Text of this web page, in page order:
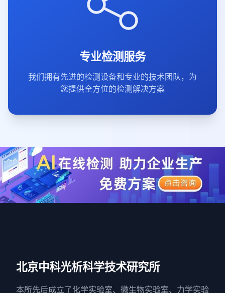
专业检测服务
我们拥有先进的检测设备和专业的技术团队，为
您提供全方位的检测解决方案
北京中科光析科学技术研究所
本所先后成立了化学实验室、微生物实验室、力学实验